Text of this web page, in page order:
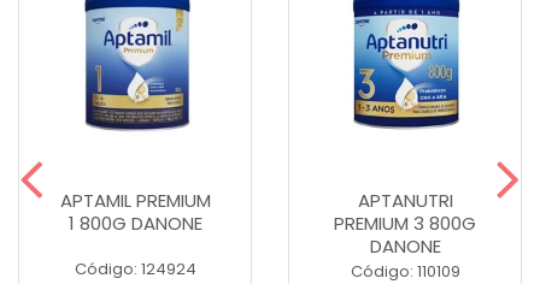
APTAMIL PREMIUM
1 800G DANONE
Código: 124924
APTANUTRI
PREMIUM 3 800G
DANONE
Código: 110109